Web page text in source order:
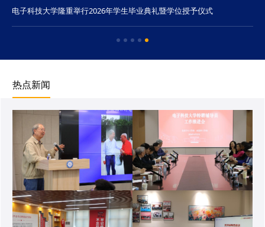
电子科技大学隆重举行2026年学生毕业典礼暨学位授予仪式
热点新闻